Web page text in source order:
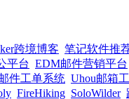
跨境博客 笔记软件推
平台 EDM邮件营销平台
件工单系统 Uhou邮箱
FireHiking SoloWilder